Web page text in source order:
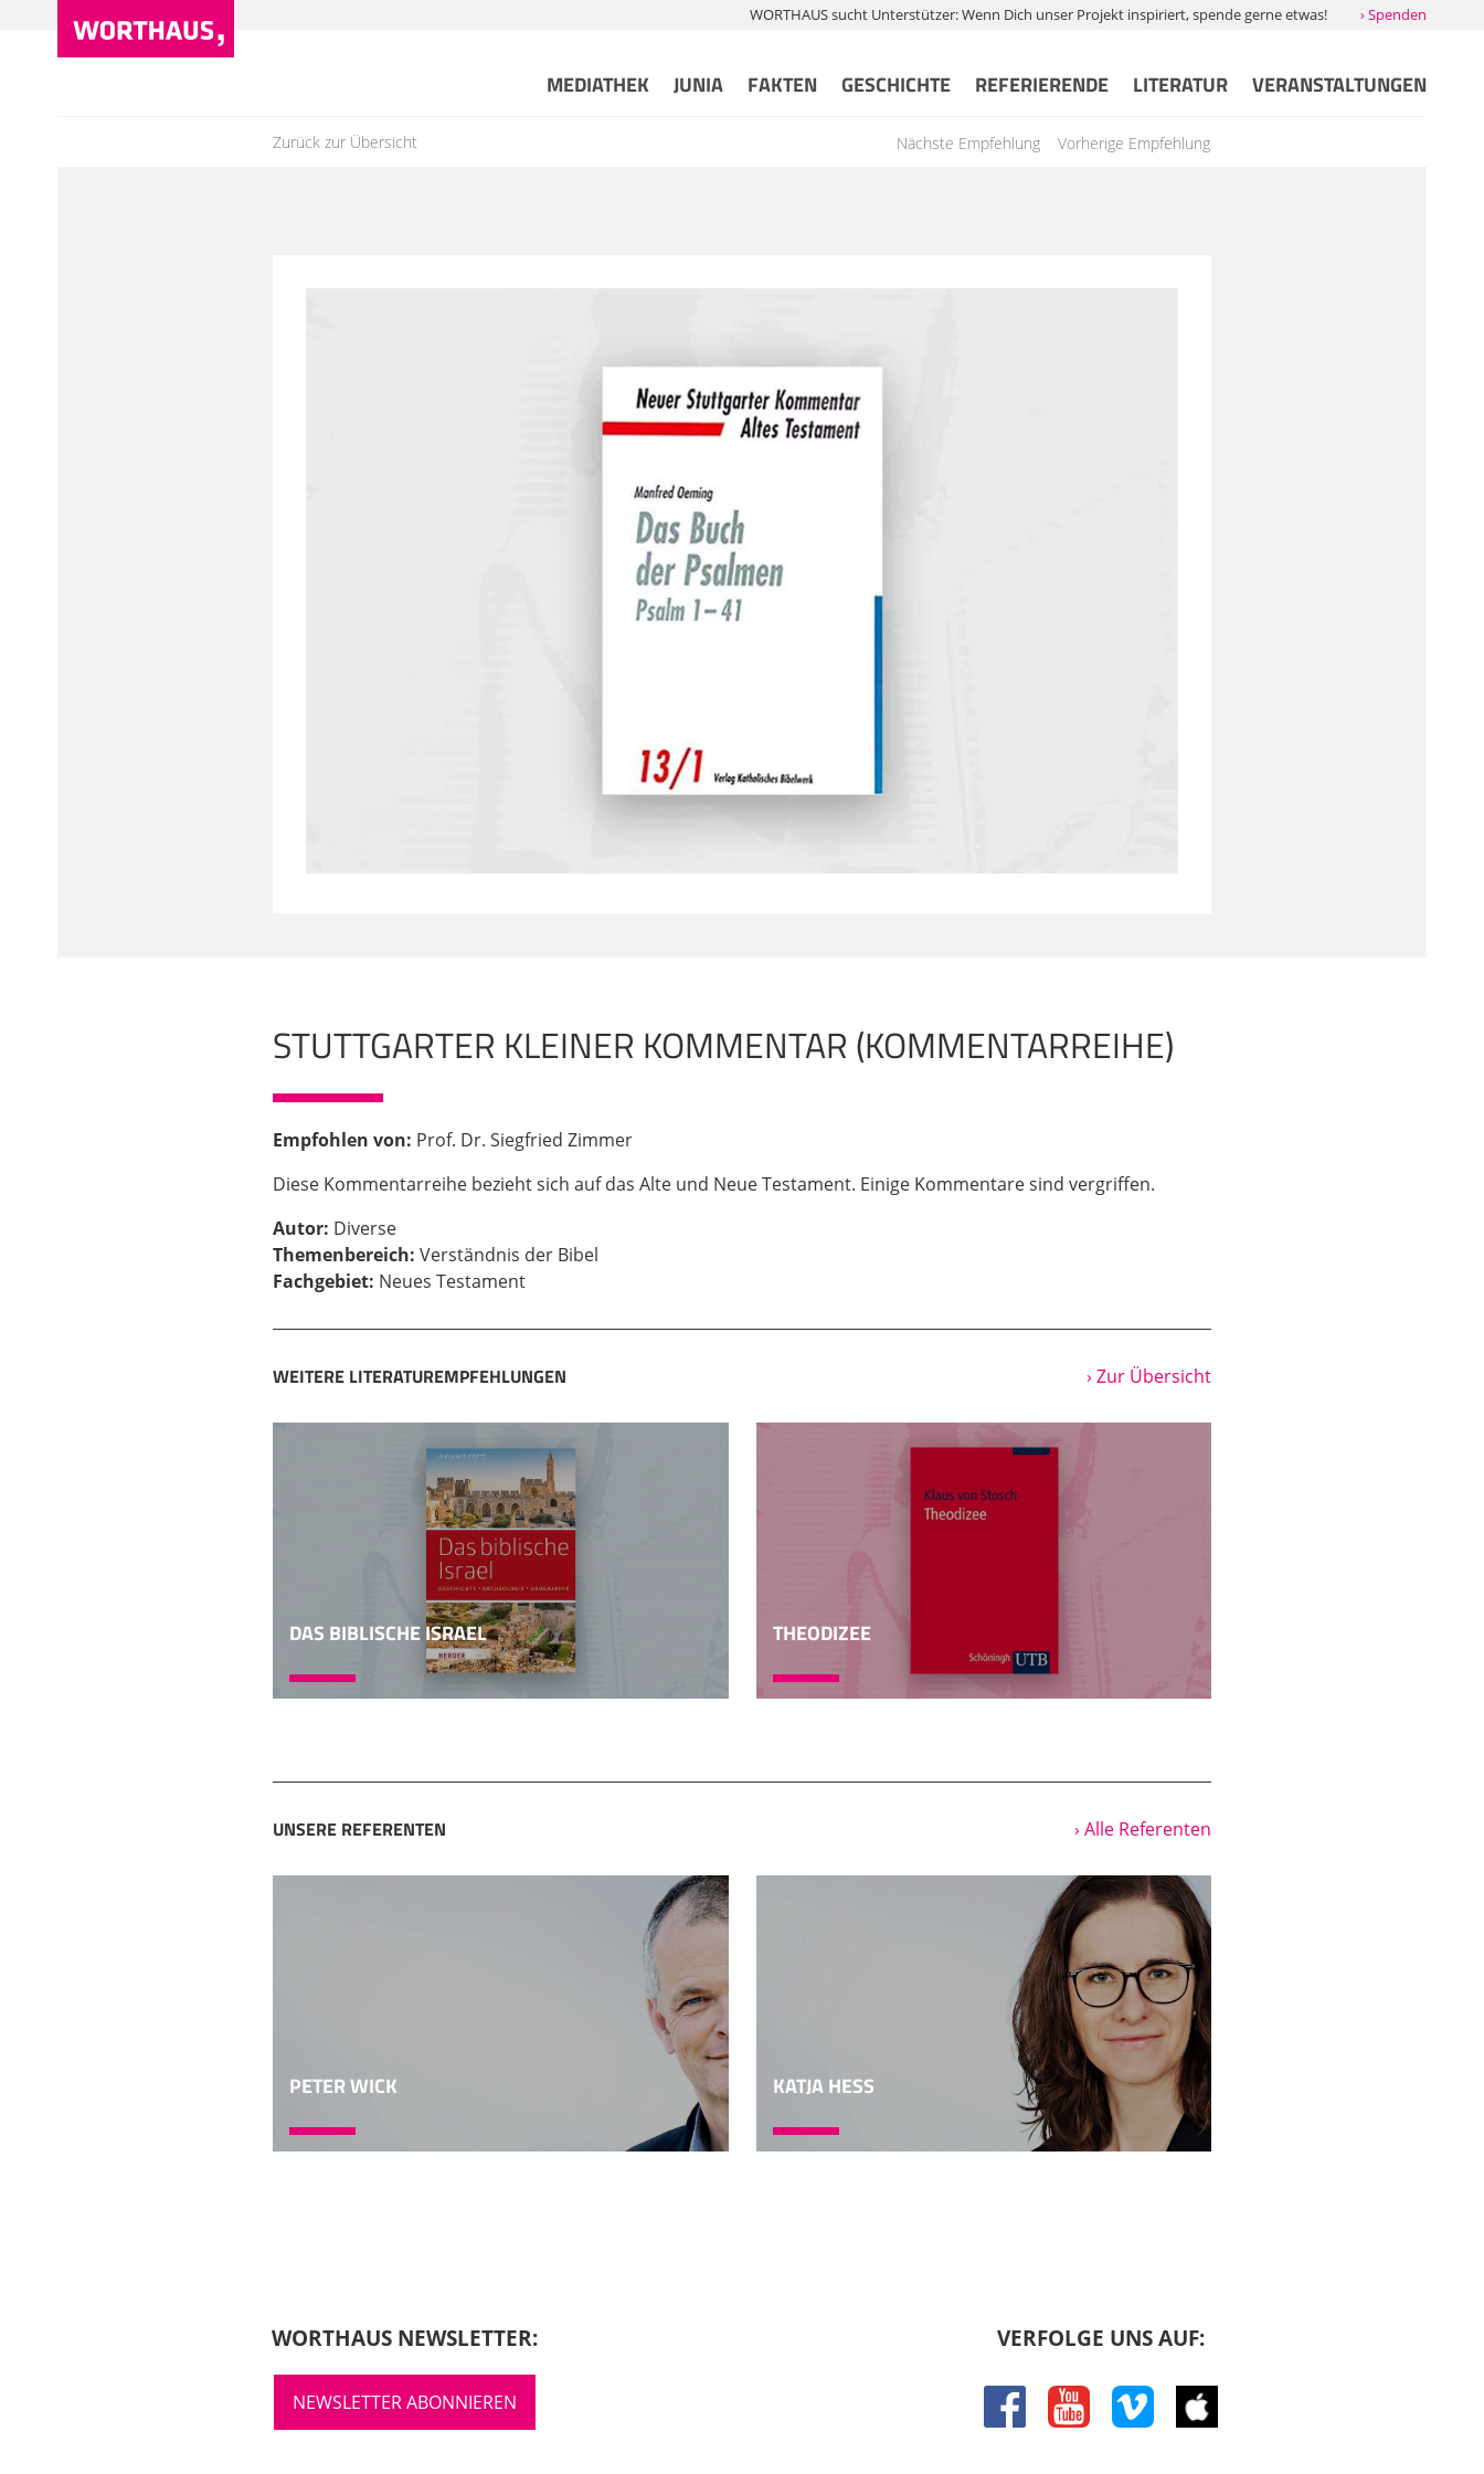
WORTHAUS sucht Unterstützer: Wenn Dich unser Projekt inspiriert, spende gerne etwas! › Spenden
MEDIATHEK JUNIA FAKTEN GESCHICHTE REFERIERENDE LITERATUR VERANSTALTUNGEN
Zurück zur Übersicht Vorherige Empfehlung
Nächste Empfehlung
STUTTGARTER KLEINER KOMMENTAR (KOMMENTARREIHE)
Empfohlen von: Prof. Dr. Siegfried Zimmer
Diese Kommentarreihe bezieht sich auf das Alte und Neue Testament. Einige Kommentare sind vergriffen.
Autor: Diverse
Themenbereich: Verständnis der Bibel
Fachgebiet: Neues Testament
WEITERE LITERATUREMPFEHLUNGEN › Zur Übersicht
DAS BIBLISCHE ISRAEL THEODIZEE
UNSERE REFERENTEN › Alle Referenten
PETER WICK KATJA HESS
WORTHAUS NEWSLETTER:
NEWSLETTER ABONNIEREN
VERFOLGE UNS AUF:
facebookyoutubevimeo itunes